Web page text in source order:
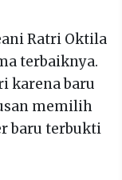
Ratri Oktila
terbaiknya.
karena baru
memilih
baru terbukti